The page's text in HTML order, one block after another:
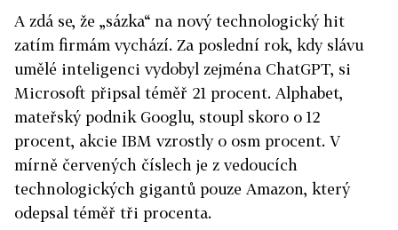
A zdá se, že „sázka“ na nový technologický hit
zatím firmám vychází. Za poslední rok, kdy slávu
umělé inteligenci vydobyl zejména ChatGPT, si
Microsoft připsal téměř 21 procent. Alphabet,
mateřský podnik Googlu, stoupl skoro o 12
procent, akcie IBM vzrostly o osm procent. V
mírně červených číslech je z vedoucích
technologických gigantů pouze Amazon, který
odepsal téměř tři procenta.